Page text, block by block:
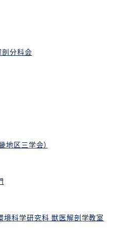
分科会
地区三学会）
科学研究科 獣医解剖学教室